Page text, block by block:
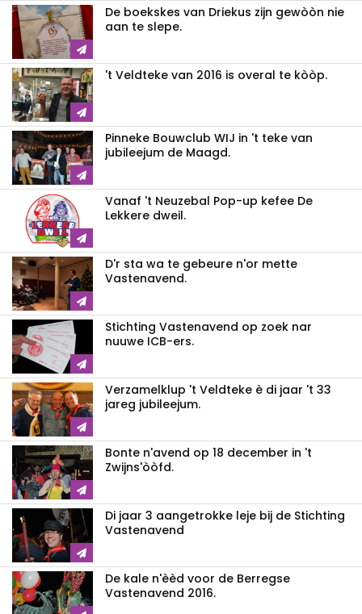
De boekskes van Driekus zijn gewòòn nie
aan te slepe.
't Veldteke van 2016 is overal te kòòp.
Pinneke Bouwclub WIJ in 't teke van
jubileejum de Maagd.
Vanaf 't Neuzebal Pop-up kefee De
Lekkere dweil.
D'r sta wa te gebeure n'or mette
Vastenavend.
Stichting Vastenavend op zoek nar
nuuwe ICB-ers.
Verzamelklup 't Veldteke è di jaar 't 33
jareg jubileejum.
Bonte n'avend op 18 december in 't
Zwijns'òòfd.
Di jaar 3 aangetrokke leje bij de Stichting
Vastenavend
De kale n'èèd voor de Berregse
Vastenavend 2016.